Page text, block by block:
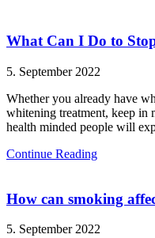
What Can I Do to
5. September 2022
Whether you already have
whitening treatment, keep in
health minded people will
Continue Reading
How can smoking
5. September 2022